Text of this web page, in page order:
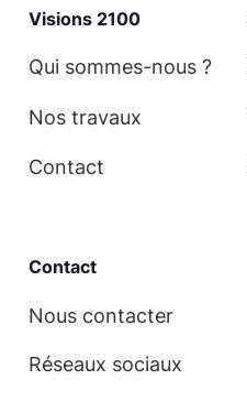
Visions 2100
Qui sommes-nous ?
Nos travaux
Contact
Contact
Nous contacter
Réseaux sociaux